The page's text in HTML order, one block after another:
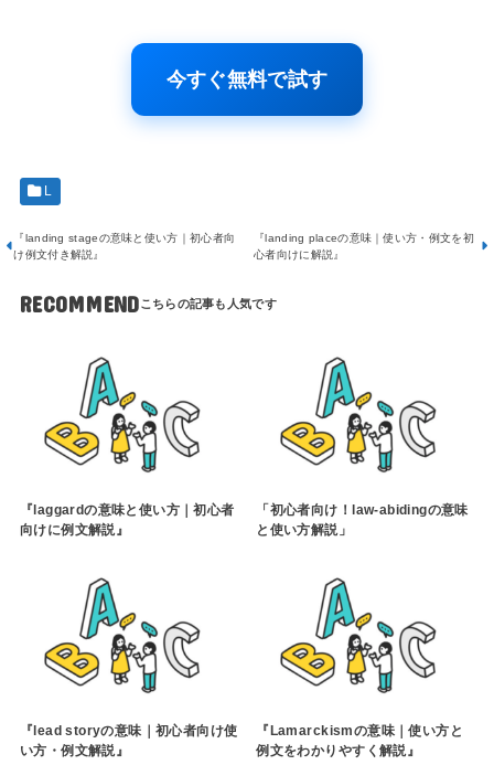
今すぐ無料で試す
L
『landing stageの意味と使い方｜初心者向
け例文付き解説』
『landing placeの意味｜使い方・例文を初
心者向けに解説』
RECOMMEND
『laggardの意味と使い方｜初心者
向けに例文解説』
「初心者向け！law-abidingの意味
と使い方解説」
『lead storyの意味｜初心者向け使
い方・例文解説』
『Lamarckismの意味｜使い方と
例文をわかりやすく解説』